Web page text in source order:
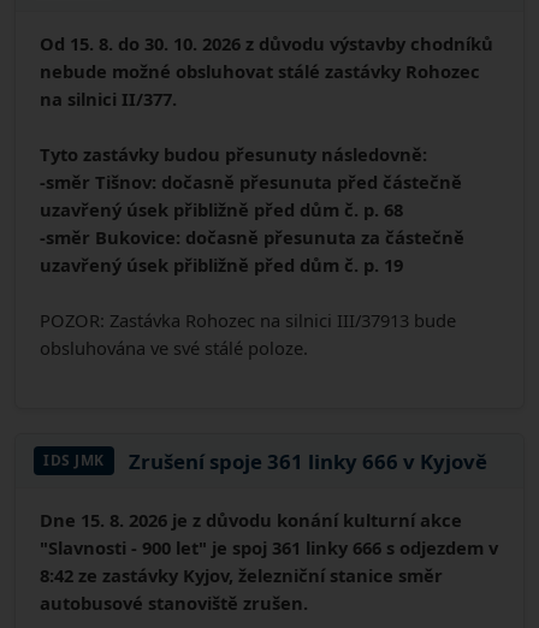
Od 15. 8. do 30. 10. 2026 z důvodu výstavby chodníků
nebude možné obsluhovat stálé zastávky Rohozec
na silnici II/377.
Tyto zastávky budou přesunuty následovně:
-směr Tišnov: dočasně přesunuta před částečně
uzavřený úsek přibližně před dům č. p. 68
-směr Bukovice: dočasně přesunuta za částečně
uzavřený úsek přibližně před dům č. p. 19
POZOR: Zastávka Rohozec na silnici III/37913 bude
obsluhována ve své stálé poloze.
IDS JMK Zrušení spoje 361 linky 666 v Kyjově
Dne 15. 8. 2026 je z důvodu konání kulturní akce
"Slavnosti - 900 let" je spoj 361 linky 666 s odjezdem v
8:42 ze zastávky Kyjov, železniční stanice směr
autobusové stanoviště zrušen.